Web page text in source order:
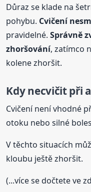
Důraz se klade na
pohybu. Cvičení
pravidelné.Správně
zhoršování, zatímco
kolene zhoršit.
Kdy necvičit při
Cvičení není vhodné
otoku nebo silné
V těchto situacích
kloubu ještě zhoršit.
(...více se dočtete ve